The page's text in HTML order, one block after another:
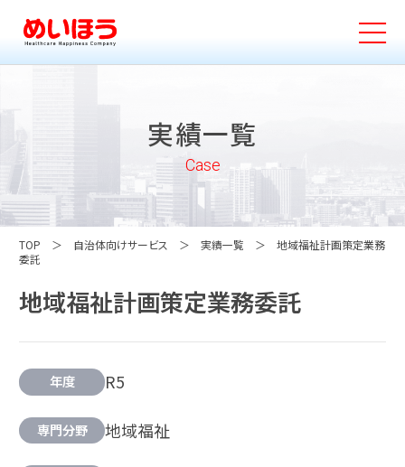
実績一覧
Case
TOP 自治体向けサービス 実績一覧
地域福祉計画策定業務
委託
地域福祉計画策定業務委託
年度 R5
専門分野 地域福祉